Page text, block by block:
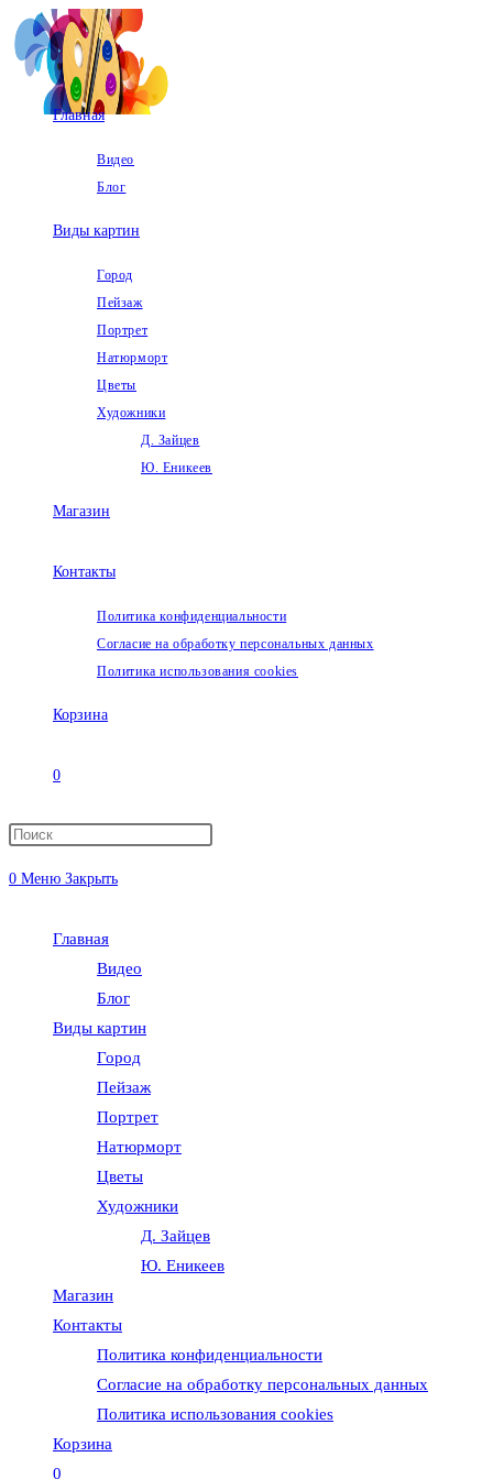
Перейти
к
содержимому
Главная
Видео
Блог
Виды картин
Город
Пейзаж
Портрет
Натюрморт
Цветы
Художники
Д. Зайцев
Ю. Еникеев
Магазин
Контакты
Политика конфиденциальности
Согласие на обработку персональных данных
Политика использования cookies
Корзина
0
Переключить
0 Меню Закрыть
Главная
Видео
Блог
Виды картин
Город
Пейзаж
Портрет
Натюрморт
Цветы
Художники
Д. Зайцев
Ю. Еникеев
Магазин
Контакты
Политика конфиденциальности
Согласие на обработку персональных данных
Политика использования cookies
Корзина
0